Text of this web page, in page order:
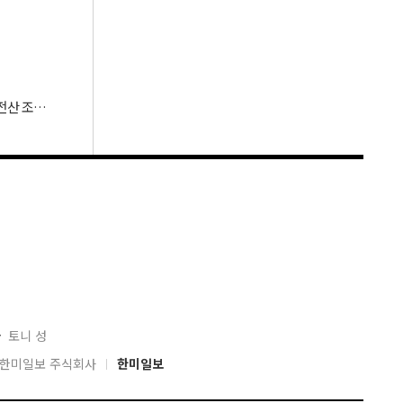
[옛날기사] 윤상현 의원 필독 ㅡ “호남 민주당 표 무소속에 보태”… 전산 조작으로 ‘선거비 보전’ 의혹
토니 성
미일보 주식회사 한미일보